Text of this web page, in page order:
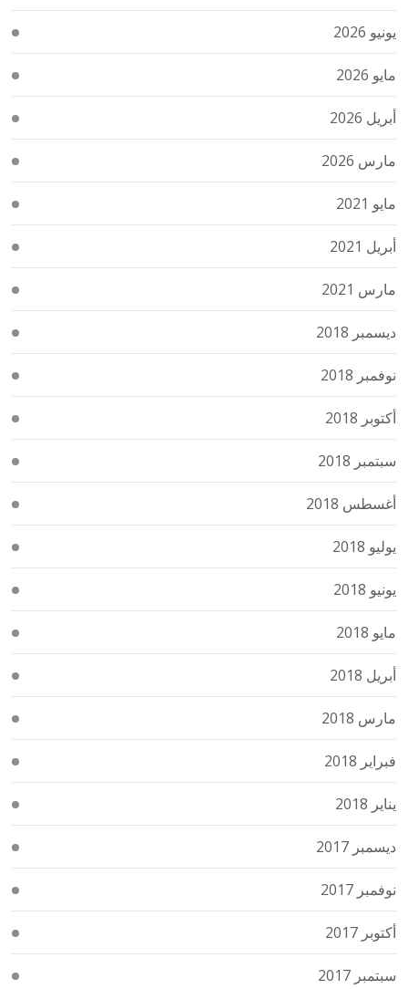
يونيو 2026
مايو 2026
أبريل 2026
مارس 2026
مايو 2021
أبريل 2021
مارس 2021
ديسمبر 2018
نوفمبر 2018
أكتوبر 2018
سبتمبر 2018
أغسطس 2018
يوليو 2018
يونيو 2018
مايو 2018
أبريل 2018
مارس 2018
فبراير 2018
يناير 2018
ديسمبر 2017
نوفمبر 2017
أكتوبر 2017
سبتمبر 2017